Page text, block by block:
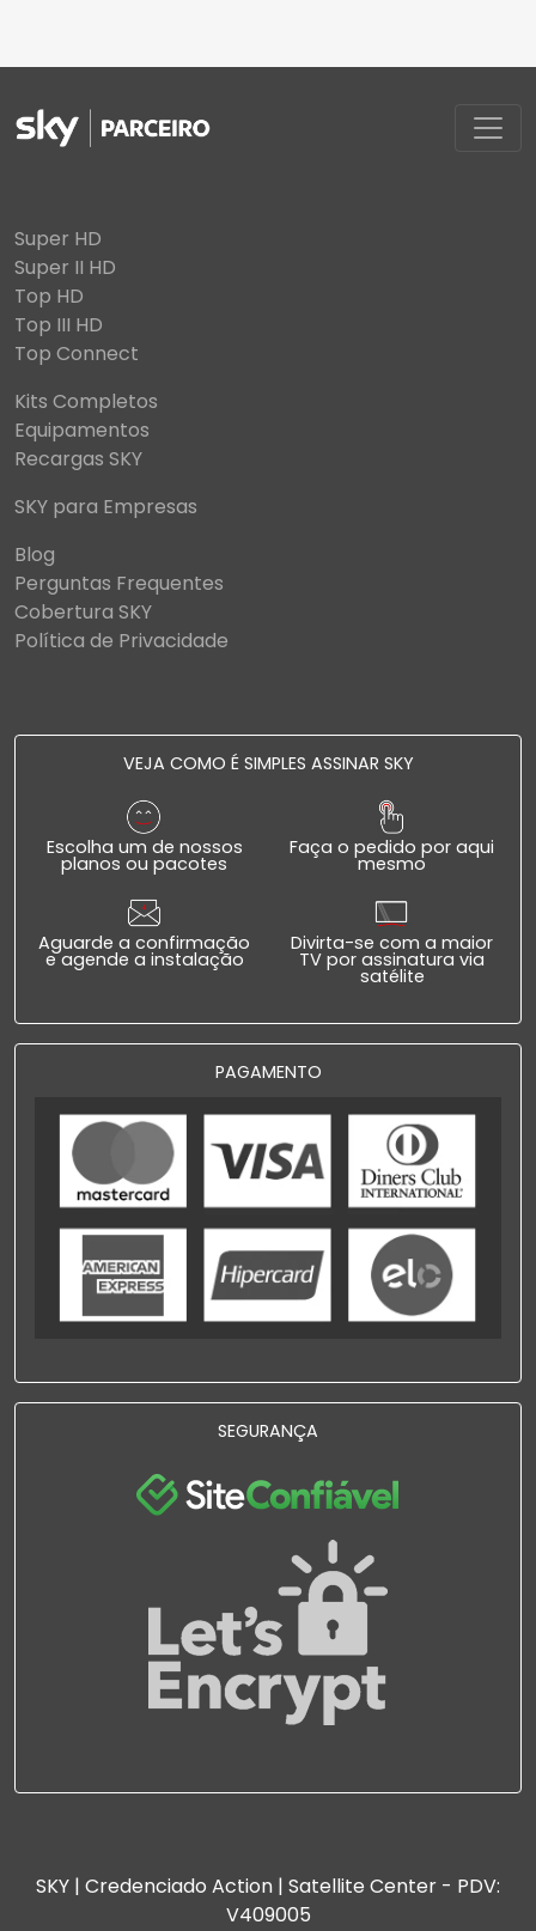
Super HD
Super II HD
Top HD
Top III HD
Top Connect
Kits Completos
Equipamentos
Recargas SKY
SKY para Empresas
Blog
Perguntas Frequentes
Cobertura SKY
Política de Privacidade
VEJA COMO É SIMPLES ASSINAR SKY
Escolha um de nossos
planos ou pacotes
Faça o pedido por aqui
mesmo
Aguarde a confirmação
e agende a instalação
Divirta-se com a maior
TV por assinatura via
satélite
PAGAMENTO
SEGURANÇA
SKY | Credenciado Action | Satellite Center - PDV:
V409005